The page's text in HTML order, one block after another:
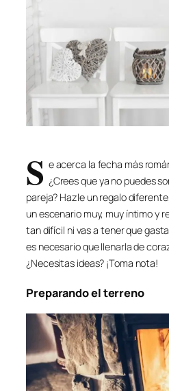
S e acerca la fecha más
¿Crees que ya no puedes
pareja? Hazle un regalo
un escenario muy, muy íntimo y
tan difícil ni vas a tener que
es necesario que llenarla de
¿Necesitas ideas? ¡Toma nota!
Preparando el terreno